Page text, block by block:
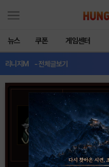
뉴스 쿠폰 게임센터
리니지M - 전체글보기
아이템 종류
상세 분류
클래스